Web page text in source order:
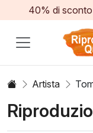
40% di
Artista